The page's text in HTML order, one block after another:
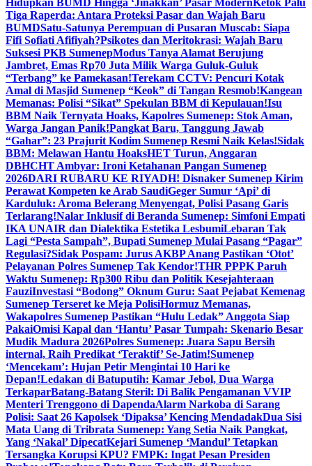
Hidupkan BUMD Hingga ‘Jinakkan’ Pasar ModernKetok Palu
Tiga Raperda: Antara Proteksi Pasar dan Wajah Baru
BUMDSatu-Satunya Perempuan di Pusaran Muscab: Siapa
Fifi Sofiati Afifiyah?Psikotes dan Meritokrasi: Wajah Baru
Suksesi PKB SumenepModus Tanya Alamat Berujung
Jambret, Emas Rp70 Juta Milik Warga Guluk-Guluk
“Terbang” ke Pamekasan!Terekam CCTV: Pencuri Kotak
Amal di Masjid Sumenep “Keok” di Tangan Resmob!Kangean
Memanas: Polisi “Sikat” Spekulan BBM di Kepulauan!Isu
BBM Naik Ternyata Hoaks, Kapolres Sumenep: Stok Aman,
Warga Jangan Panik!Pangkat Baru, Tanggung Jawab
“Gahar”: 23 Prajurit Kodim Sumenep Resmi Naik Kelas!Sidak
BBM: Melawan Hantu HoaksHET Turun, Anggaran
DBHCHT Ambyar: Ironi Ketahanan Pangan Sumenep
2026DARI RUBARU KE RIYADH! Disnaker Sumenep Kirim
Perawat Kompeten ke Arab SaudiGeger Sumur ‘Api’ di
Karduluk: Aroma Belerang Menyengat, Polisi Pasang Garis
Terlarang!Nalar Inklusif di Beranda Sumenep: Simfoni Empati
IKA UNAIR dan Dialektika Estetika LesbumiLebaran Tak
Lagi “Pesta Sampah”, Bupati Sumenep Mulai Pasang “Pagar”
Regulasi?Sidak Pospam: Jurus AKBP Anang Pastikan ‘Otot’
Pelayanan Polres Sumenep Tak Kendor!THR PPPK Paruh
Waktu Sumenep: Rp300 Ribu dan Politik Kesejahteraan
FauziInvestasi “Bodong” Oknum Guru: Saat Pejabat Kemenag
Sumenep Terseret ke Meja PolisiHormuz Memanas,
Wakapolres Sumenep Pastikan “Hulu Ledak” Anggota Siap
PakaiOmisi Kapal dan ‘Hantu’ Pasar Tumpah: Skenario Besar
Mudik Madura 2026Polres Sumenep: Juara Sapu Bersih
internal, Raih Predikat ‘Teraktif’ Se-Jatim!Sumenep
‘Mencekam’: Hujan Petir Mengintai 10 Hari ke
Depan!Ledakan di Batuputih: Kamar Jebol, Dua Warga
TerkaparBatang-Batang Steril: Di Balik Pengamanan VVIP
Menteri Trenggono di DapendaAlarm Narkoba di Sarang
Polisi: Saat 26 Kapolsek ‘Dipaksa’ Kencing MendadakDua Sisi
Mata Uang di Tribrata Sumenep: Yang Setia Naik Pangkat,
Yang ‘Nakal’ DipecatKejari Sumenep ‘Mandul’ Tetapkan
Tersangka Korupsi KPU? FMPK: Ingat Pesan Presiden